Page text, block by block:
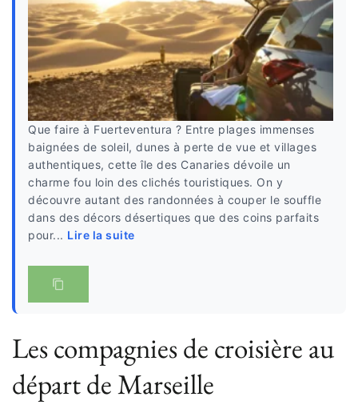
Que faire à Fuerteventura ? Entre plages immenses
baignées de soleil, dunes à perte de vue et villages
authentiques, cette île des Canaries dévoile un
charme fou loin des clichés touristiques. On y
découvre autant des randonnées à couper le souffle
dans des décors désertiques que des coins parfaits
pour... Lire la suite
Les compagnies de croisière au
départ de Marseille